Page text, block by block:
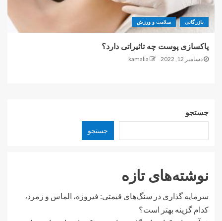
بازرگانی سلامت و ورزش
پاکسازی پوست چه تاثیراتی دارد؟
دسامبر 12, 2022 kamalia
جستجو
جستجو
نوشته‌های تازه
سرمایه گذاری در سنگ‌های قیمتی: فیروزه، الماس و زمرد،
کدام گزینه بهتر است؟